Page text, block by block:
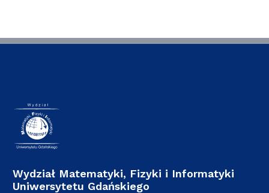
Wydział Matematyki, Fizyki i Informatyki
Uniwersytetu Gdańskiego